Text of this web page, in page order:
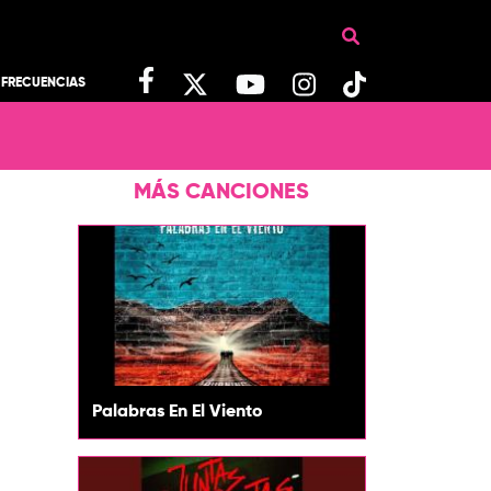
FRECUENCIAS
MÁS CANCIONES
Palabras En El Viento